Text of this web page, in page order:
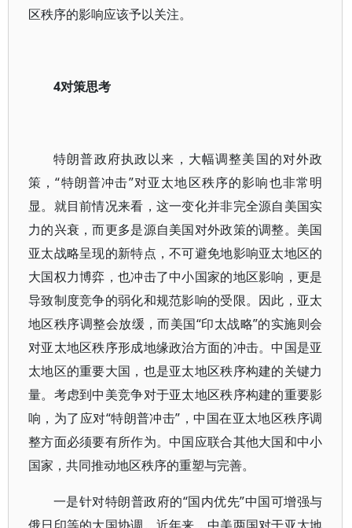
区秩序的影响应该予以关注。
4对策思考
特朗普政府执政以来，大幅调整美国的对外政
策，“特朗普冲击”对亚太地区秩序的影响也非常明
显。就目前情况来看，这一变化并非完全源自美国实
力的兴衰，而更多是源自美国对外政策的调整。美国
亚太战略呈现的新特点，不可避免地影响亚太地区的
大国权力博弈，也冲击了中小国家的地区影响，更是
导致制度竞争的弱化和规范影响的受限。因此，亚太
地区秩序调整会放缓，而美国“印太战略”的实施则会
对亚太地区秩序形成地缘政治方面的冲击。中国是亚
太地区的重要大国，也是亚太地区秩序构建的关键力
量。考虑到中美竞争对于亚太地区秩序构建的重要影
响，为了应对“特朗普冲击”，中国在亚太地区秩序调
整方面必须要有所作为。中国应联合其他大国和中小
国家，共同推动地区秩序的重塑与完善。
一是针对特朗普政府的“国内优先”中国可增强与